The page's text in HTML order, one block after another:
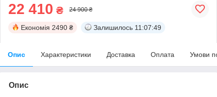
22 410 ₴ 24 900 ₴
Економія 2490 ₴ Залишилось 11:07:49
Опис Характеристики Доставка Оплата Умови
Опис